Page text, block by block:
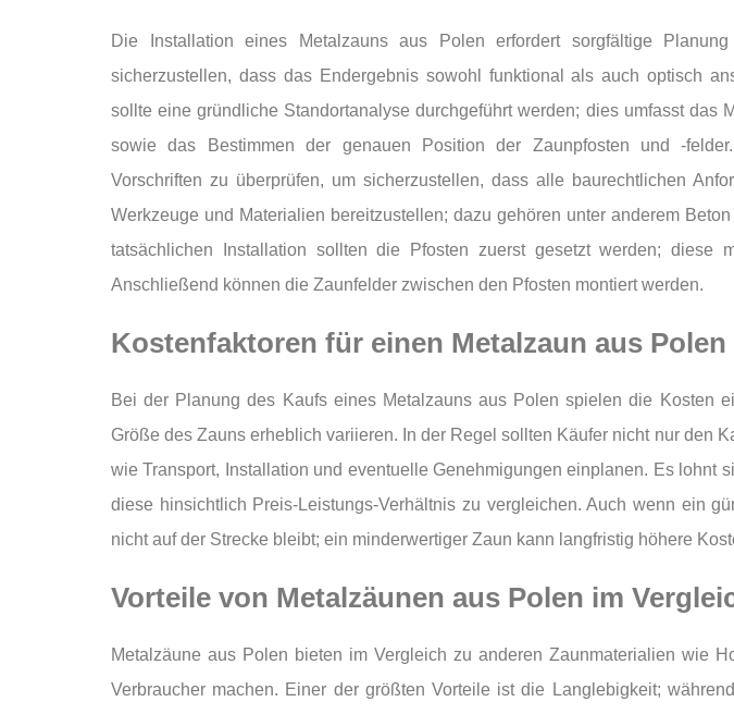
Die Installation eines Metalzauns aus Polen erfordert sorgfältige
sicherzustellen, dass das Endergebnis sowohl funktional als auch optisch
sollte eine gründliche Standortanalyse durchgeführt werden; dies umfasst das
sowie das Bestimmen der genauen Position der Zaunpfosten und -
Vorschriften zu überprüfen, um sicherzustellen, dass alle baurechtlichen
Werkzeuge und Materialien bereitzustellen; dazu gehören unter anderem
tatsächlichen Installation sollten die Pfosten zuerst gesetzt werden;
Anschließend können die Zaunfelder zwischen den Pfosten montiert werden.
Kostenfaktoren für einen Metalzaun aus
Bei der Planung des Kaufs eines Metalzauns aus Polen spielen die Kosten
Größe des Zauns erheblich variieren. In der Regel sollten Käufer nicht nur den
wie Transport, Installation und eventuelle Genehmigungen einplanen. Es lohnt
diese hinsichtlich Preis-Leistungs-Verhältnis zu vergleichen. Auch wenn ein
nicht auf der Strecke bleibt; ein minderwertiger Zaun kann langfristig höhere
Vorteile von Metalzäunen aus Polen im
Metalzäune aus Polen bieten im Vergleich zu anderen Zaunmaterialien wie
Verbraucher machen. Einer der größten Vorteile ist die Langlebigkeit;